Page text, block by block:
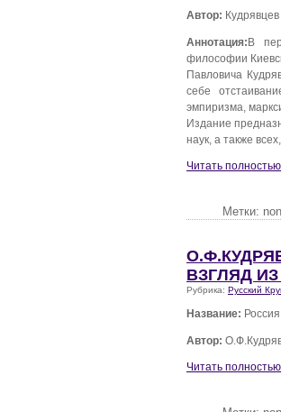
Автор: Кудрявцев
Аннотация:В
философии
Павловича
себе
эмпиризма,
Издание
наук, а также
Читать
Метки:
ВЗГЛЯД
Рубрика: Русский
Название:
Автор:
Читать